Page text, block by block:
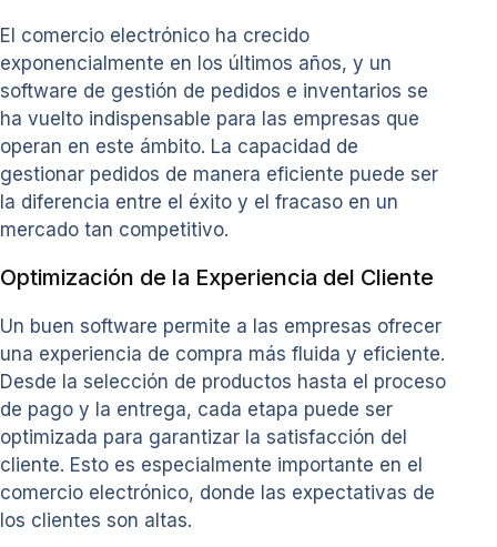
El comercio electrónico ha crecido
exponencialmente en los últimos años, y un
software de gestión de pedidos e inventarios se
ha vuelto indispensable para las empresas que
operan en este ámbito. La capacidad de
gestionar pedidos de manera eficiente puede ser
la diferencia entre el éxito y el fracaso en un
mercado tan competitivo.
Optimización de la Experiencia del Cliente
Un buen software permite a las empresas ofrecer
una experiencia de compra más fluida y eficiente.
Desde la selección de productos hasta el proceso
de pago y la entrega, cada etapa puede ser
optimizada para garantizar la satisfacción del
cliente. Esto es especialmente importante en el
comercio electrónico, donde las expectativas de
los clientes son altas.